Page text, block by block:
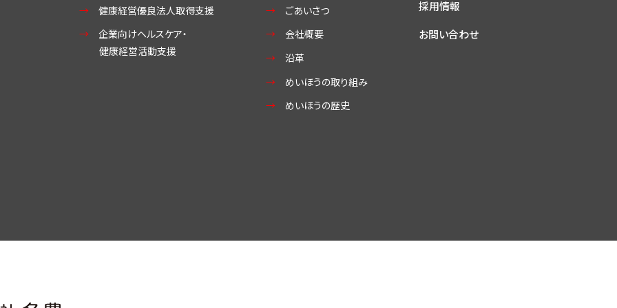
健康経営優良法人取得支援
企業向けヘルスケア・
健康経営活動支援
ごあいさつ
会社概要
沿革
めいほうの取り組み
めいほうの歴史
採用情報
お問い合わせ